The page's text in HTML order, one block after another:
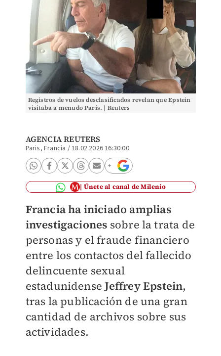
Registros de vuelos desclasificados revelan que Epstein
visitaba a menudo París. | Reuters
AGENCIA REUTERS
Paris, Francia /18.02.2026 16:30:00
Únete al canal de Milenio
Francia ha iniciado amplias
investigaciones sobre la trata de
personas y el fraude financiero
entre los contactos del fallecido
delincuente sexual
estadunidenseJeffrey Epstein,
tras la publicación de una gran
cantidad de archivos sobre sus
actividades.